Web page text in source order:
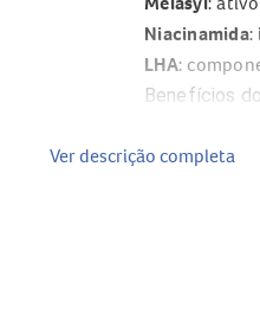
Niacinamida:
LHA:
Benefícios
Ajuda a
Ver descrição completa